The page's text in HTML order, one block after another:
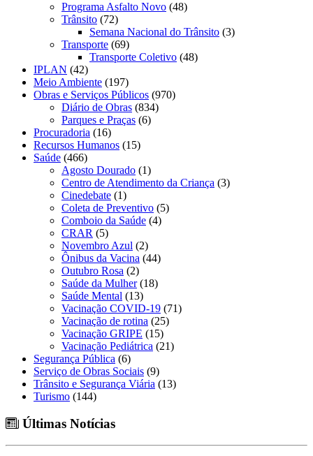
Programa Asfalto Novo (48)
Trânsito (72)
Semana Nacional do Trânsito (3)
Transporte (69)
Transporte Coletivo (48)
IPLAN (42)
Meio Ambiente (197)
Obras e Serviços Públicos (970)
Diário de Obras (834)
Parques e Praças (6)
Procuradoria (16)
Recursos Humanos (15)
Saúde (466)
Agosto Dourado (1)
Centro de Atendimento da Criança (3)
Cinedebate (1)
Coleta de Preventivo (5)
Comboio da Saúde (4)
CRAR (5)
Novembro Azul (2)
Ônibus da Vacina (44)
Outubro Rosa (2)
Saúde da Mulher(18)
Saúde Mental (13)
Vacinação COVID-19 (71)
Vacinação de rotina (25)
Vacinação GRIPE (15)
Vacinação Pediátrica (21)
Segurança Pública (6)
Serviço de Obras Sociais (9)
Trânsito e Segurança Viária (13)
Turismo (144)
Últimas Notícias